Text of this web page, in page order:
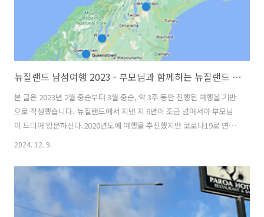
뉴질랜드 남섬여행 2023 - 부모님과 함께하는 뉴질랜드 남섬여행 (뉴질랜드 로드트립, 뉴질랜드 남섬 자유여행, 뉴질랜드 자동차여행)
본 글은 2023년 2월 중순부터 3월 중순, 약 3주 동안 진행된 여행을 기반
으로 작성했습니다. 뉴질랜드에서 지낸 지 6년이 조금 넘어서야 부모님
이 드디어 방문하신다.2020년도에 여행을 추진했지만 코로나19로 연기
되었다가 이번에 4주 여정으로 여행을 오게 되었다.아마 부모님 두분 인
모님에게 드디어 보여줄 수 있게 되었다는 것에 기대반 설렘반이다. (걱
정, 두려움도 약간 포함) 이번 여행 역시 2017년에 했던 여행과 루트는
비슷하나, 버스가 아니라 자동차로 여행한다는 점이 다르다. 캠핑카를
빌릴까 사실 처음엔 고민을 했는데, 내가 캠핑카 운전을 할 자신은 더더
2024. 12. 9.